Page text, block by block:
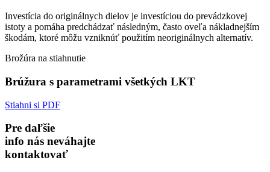
Investícia do originálnych dielov je investíciou do prevádzkovej
istoty a pomáha predchádzať následným, často oveľa nákladnejším
škodám, ktoré môžu vzniknúť použitím neoriginálnych alternatív.
Brožúra na stiahnutie
Brúžura s parametrami všetkých LKT
Stiahni si PDF
Pre daľšie
info nás neváhajte
kontaktovať